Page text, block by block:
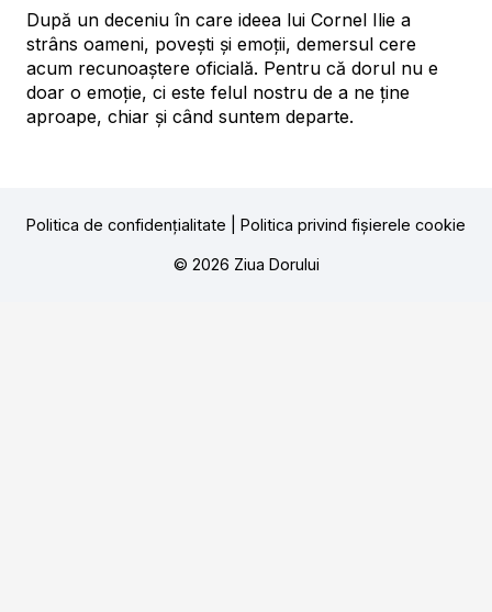
După un deceniu în care ideea lui Cornel Ilie a
strâns oameni, povești și emoții, demersul cere
acum recunoaștere oficială. Pentru că dorul nu e
doar o emoție, ci este felul nostru de a ne ține
aproape, chiar și când suntem departe.
Politica de confidențialitate Politica privind fișierele cookie
© 2026 Ziua Dorului